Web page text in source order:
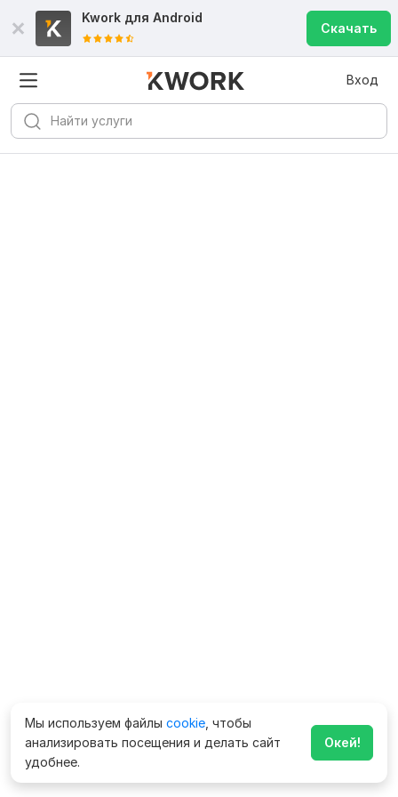
Kwork для Android
Скачать
Вход
Мы используем файлы cookie , чтобы
анализировать посещения и делать сайт
удобнее.
Окей!